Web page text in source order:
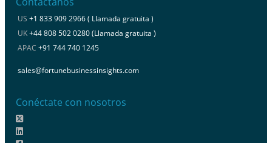
US +1 833 909 2966 ( Llamada gratuita )
UK+44 808 502 0280 (Llamada gratuita )
APAC +91 744 740 1245
sales@fortunebusinessinsights.com
Conéctate con nosotros